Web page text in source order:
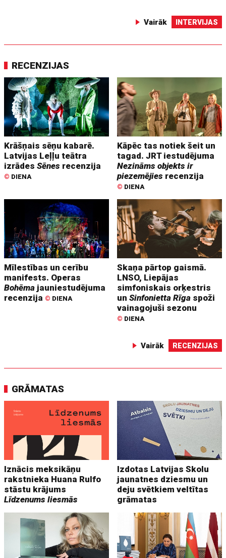
Vairāk INTERVIJAS
RECENZIJAS
Krāšņais sēņu kabarē.
Latvijas Leļļu teātra
izrādesSēnes recenzija
© DIENA
Kāpēc tas notiek šeit un
tagad. JRT iestudējuma
Nezināms objekts ir
piezemējies recenzija
© DIENA
Mīlestības un cerību
manifests. Operas
Bohēma jauniestudējuma
recenzija © DIENA
Skaņa pārtop gaismā.
LNSO, Liepājas
simfoniskais orķestris
unSinfonietta Rīga spoži
vainagojuši sezonu
© DIENA
Vairāk RECENZIJAS
GRĀMATAS
Iznācis meksikāņu
rakstnieka Huana Rulfo
stāstu krājums
Līdzenums liesmās
Izdotas Latvijas Skolu
jaunatnes dziesmu un
deju svētkiem veltītas
grāmatas